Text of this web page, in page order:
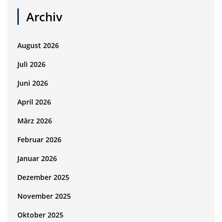
Archiv
August 2026
Juli 2026
Juni 2026
April 2026
März 2026
Februar 2026
Januar 2026
Dezember 2025
November 2025
Oktober 2025